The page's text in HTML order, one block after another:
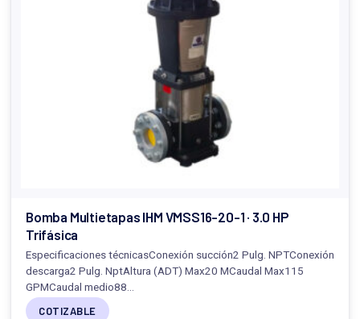
Bomba Multietapas IHM VMSS16-20-1 · 3.0 HP
Trifásica
Especificaciones técnicasConexión succión2 Pulg. NPTConexión
descarga2 Pulg. NptAltura (ADT) Max20 MCaudal Max115
GPMCaudal medio88…
COTIZABLE